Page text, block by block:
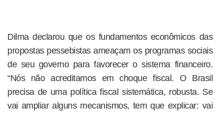
Dilma declarou que os fundamentos econômicos das
propostas pessebistas ameaçam os programas sociais
de seu governo para favorecer o sistema financeiro.
“Nós não acreditamos em choque fiscal. O Brasil
precisa de uma política fiscal sistemática, robusta. Se
vai ampliar alguns mecanismos, tem que explicar: vai